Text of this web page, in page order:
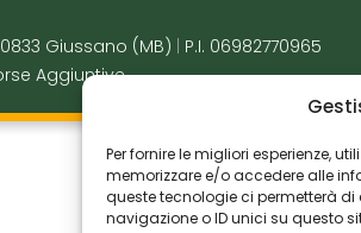
Per fornire le migliori esperienze,
memorizzare e/o accedere alle
queste tecnologie ci permetterà
navigazione o ID unici su questo
Giussano (MB)
P.I. 06982770965
Aggiuntive